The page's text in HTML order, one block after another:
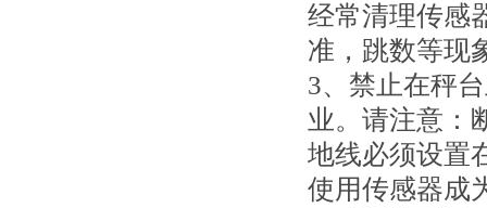
经常清理传感
准，跳数等现
3、禁止在秤
业。请注意：
地线必须设置
使用传感器成